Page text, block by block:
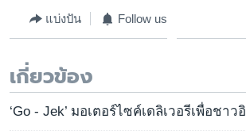
แบ่งปัน Follow us
เกี่ยวข้อง
‘Go - Jek’ มอเตอร์ไซค์เดลิเวอรีเพื่อชา